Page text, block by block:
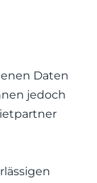
Daten
jedoch